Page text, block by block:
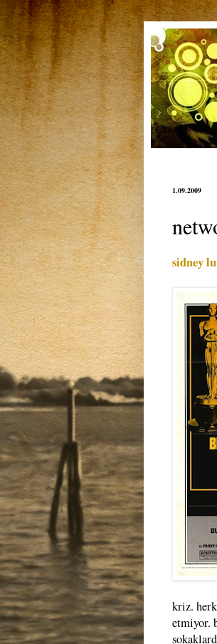
1.09.2009
sidney
kriz.
etmiyor.